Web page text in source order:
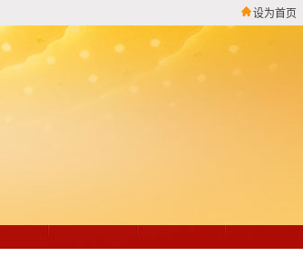
设为首页